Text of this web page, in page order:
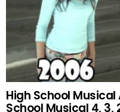
High School
School Musical 4, 3,